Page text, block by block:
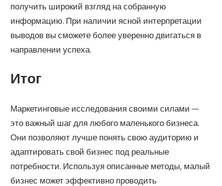
получить широкий взгляд на собранную
информацию. При наличии ясной интерпретации
выводов вы сможете более уверенно двигаться в
направлении успеха.
Итог
Маркетинговые исследования своими силами —
это важный шаг для любого маленького бизнеса.
Они позволяют лучше понять свою аудиторию и
адаптировать свой бизнес под реальные
потребности. Используя описанные методы, малый
бизнес может эффективно проводить